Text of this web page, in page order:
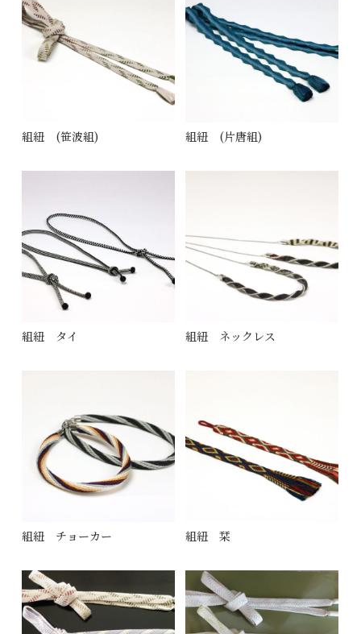
組紐 (笹波組) 組紐 (片唐組)
組紐 タイ 組紐 ネックレス
組紐 チョーカー 組紐 栞